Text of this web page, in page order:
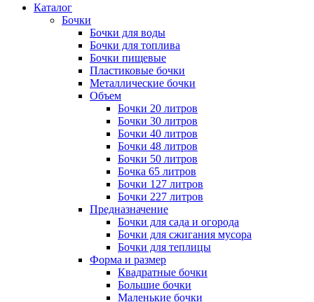
Каталог
Бочки
Бочки для воды
Бочки для топлива
Бочки пищевые
Пластиковые бочки
Металлические бочки
Объем
Бочки 20 литров
Бочки 30 литров
Бочки 40 литров
Бочки 48 литров
Бочки 50 литров
Бочка 65 литров
Бочки 127 литров
Бочки 227 литров
Предназначение
Бочки для сада и огорода
Бочки для сжигания мусора
Бочки для теплицы
Форма и размер
Квадратные бочки
Большие бочки
Маленькие бочки